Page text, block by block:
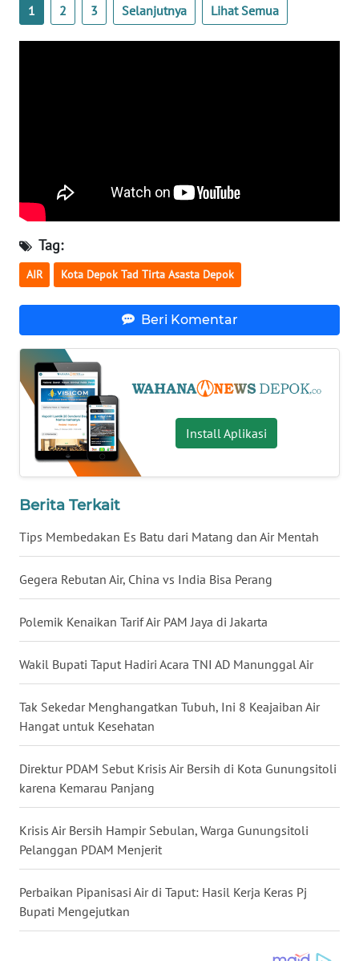
1 2 3 Selanjutnya Lihat Semua
Tag:
AIR Kota Depok Tad Tirta Asasta Depok
Beri Komentar
Install Aplikasi
Berita Terkait
Tips Membedakan Es Batu dari Matang dan Air Mentah
Gegera Rebutan Air, China vs India Bisa Perang
Polemik Kenaikan Tarif Air PAM Jaya di Jakarta
Wakil Bupati Taput Hadiri Acara TNI AD Manunggal Air
Tak Sekedar Menghangatkan Tubuh, Ini 8 Keajaiban Air
Hangat untuk Kesehatan
Direktur PDAM Sebut Krisis Air Bersih di Kota Gunungsitoli
karena Kemarau Panjang
Krisis Air Bersih Hampir Sebulan, Warga Gunungsitoli
Pelanggan PDAM Menjerit
Perbaikan Pipanisasi Air di Taput: Hasil Kerja Keras Pj
Bupati Mengejutkan
MALUKU
DANAU
TOBA
WN
NIAS
WN
WN
TAPANULI
SELATAN
WN
TANJUNG
LESUNG
WN
KARO
WN
SIMALUNGUN
TAPANULI
TENGAH
WN DELI
SERDANG
WN
TEBING
WN
PAKPAK